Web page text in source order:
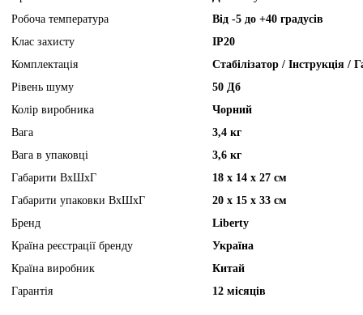
Робоча температура
Від -5 до +40 градусів
Клас захисту
IP20
Комплектація
Стабілізатор / Інструкція /
Рівень шуму
50 Дб
Колір виробника
Чорний
Вага
3,4 кг
Вага в упаковці
3,6 кг
Габарити ВхШхГ
18 х 14 х 27 см
Габарити упаковки ВхШхГ
20 х 15 х 33 см
Бренд
Liberty
Країна реєстрації бренду
Україна
Країна виробник
Китай
Гарантія
12 місяців